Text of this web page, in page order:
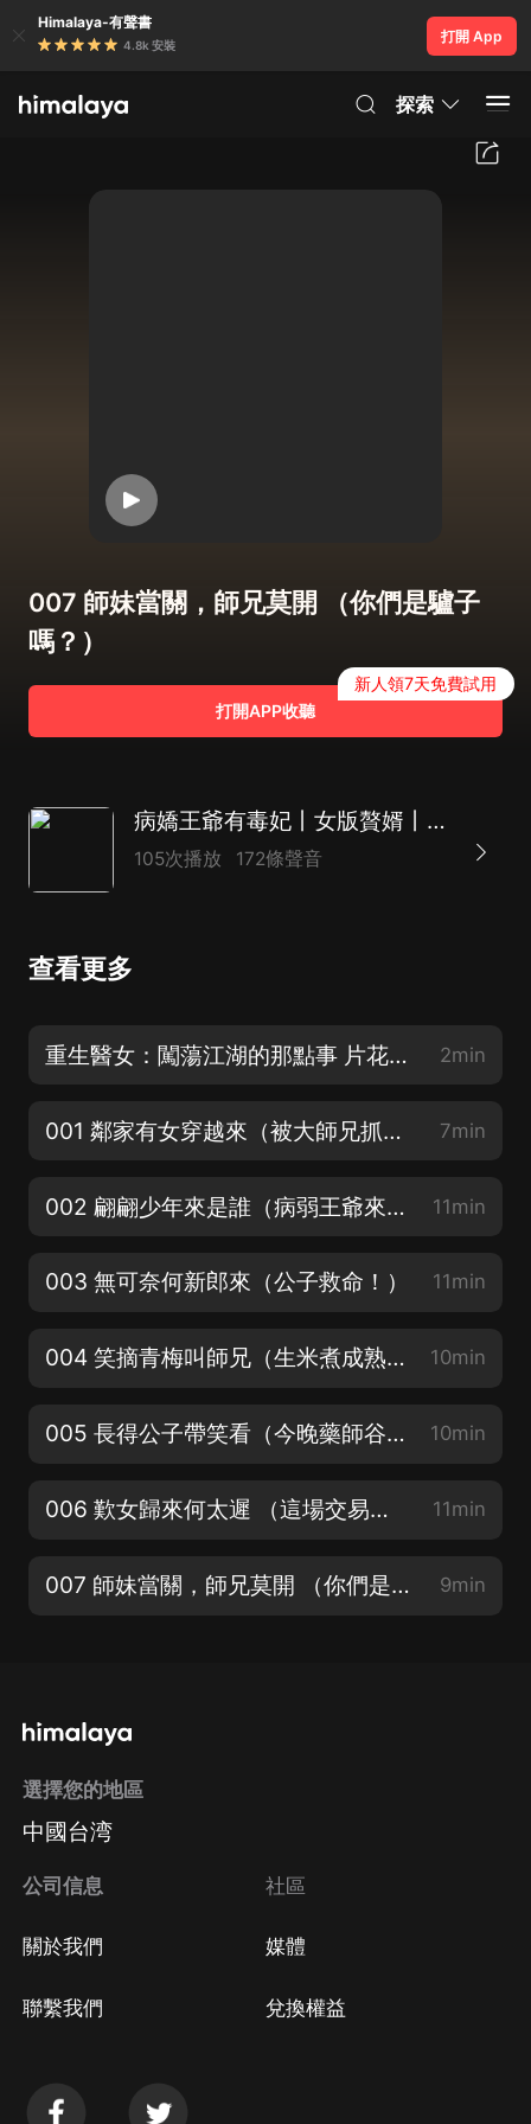
Himalaya-有聲書
4.8k 安裝
打開 App
探索
007 師妹當關，師兄莫開 （你們是驢子
嗎？）
打開APP收聽
新人領7天免費試用
病嬌王爺有毒妃丨女版贅婿丨穿越甜寵
105次播放 172條聲音
查看更多
重生醫女：闖蕩江湖的那點事 片花丨女版贅婿丨暴爽甜寵丨王爺 2min
001 鄰家有女穿越來（被大師兄抓回去了） 7min
002 翩翩少年來是誰（病弱王爺來提親？！）丨多人有聲廣播劇 11min
003 無可奈何新郎來（公子救命！） 11min
004 笑摘青梅叫師兄（生米煮成熟飯？） 10min
005 長得公子帶笑看（今晚藥師谷會有大事發生） 10min
006 歎女歸來何太遲 （這場交易成了！） 11min
007 師妹當關，師兄莫開 （你們是驢子嗎？） 9min
選擇您的地區
中國台湾
公司信息
關於我們
聯繫我們
社區
媒體
兌換權益